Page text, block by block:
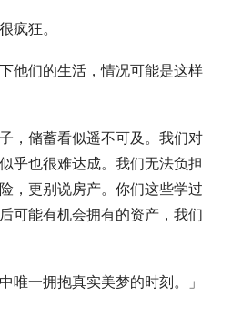
疯狂。
他们的生活，情况可能是这样
，储蓄看似遥不可及。我们对
乎也很难达成。我们无法负担
，更别说房产。你们这些学过
可能有机会拥有的资产，我们
唯一拥抱真实美梦的时刻。」